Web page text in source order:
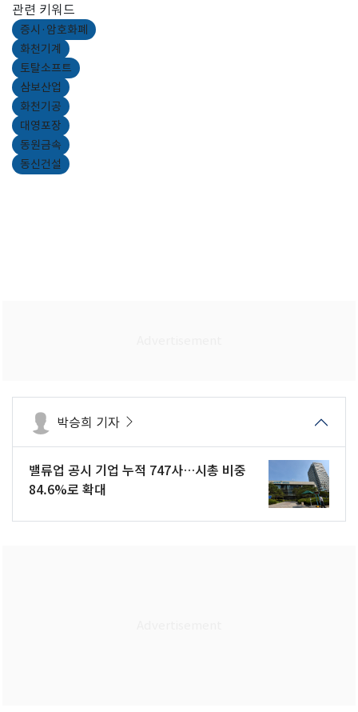
관련 키워드
증시·암호화폐
화천기계
토탈소프트
삼보산업
화천기공
대영포장
동원금속
동신건설
박승희 기자
밸류업 공시 기업 누적 747사…시총 비중
84.6%로 확대